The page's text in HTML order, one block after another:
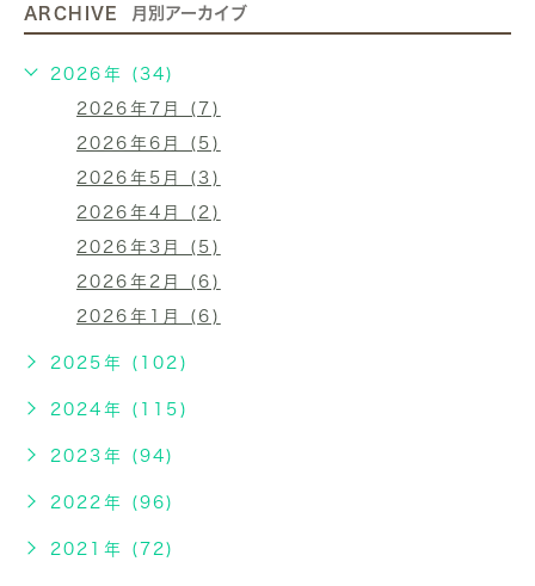
ARCHIVE 月別アーカイブ
2026年 (34)
2026年7月 (7)
2026年6月 (5)
2026年5月 (3)
2026年4月 (2)
2026年3月 (5)
2026年2月 (6)
2026年1月 (6)
2025年 (102)
2024年 (115)
2023年 (94)
2022年 (96)
2021年 (72)